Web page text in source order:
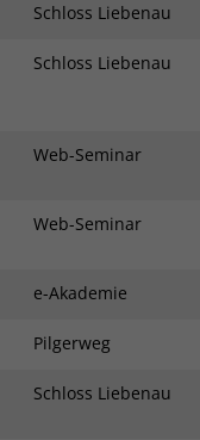
Schloss Liebenau
Schloss Liebenau
Web-Seminar
Web-Seminar
e-Akademie
Pilgerweg
Schloss Liebenau